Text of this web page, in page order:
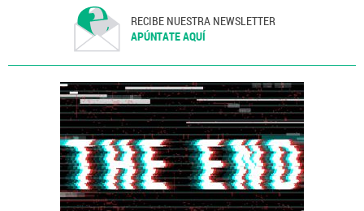
RECIBE NUESTRA NEWSLETTER
APÚNTATE AQUÍ